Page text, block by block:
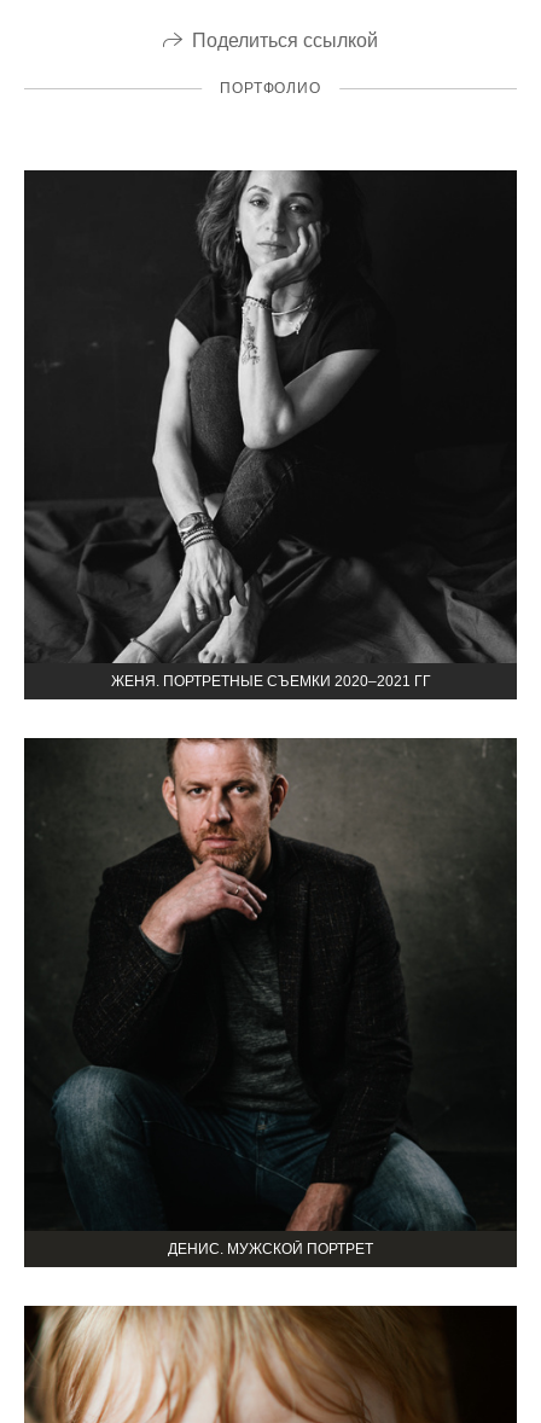
Поделиться ссылкой
ПОРТФОЛИО
ЖЕНЯ. ПОРТРЕТНЫЕ СЪЕМКИ 2020–2021 ГГ
ДЕНИС. МУЖСКОЙ ПОРТРЕТ